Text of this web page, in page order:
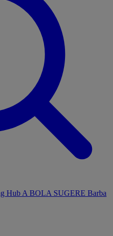
Hub A BOLA SUGERE Barba